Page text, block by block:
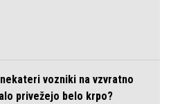
vozniki na vzvratno
privežejo belo krpo?